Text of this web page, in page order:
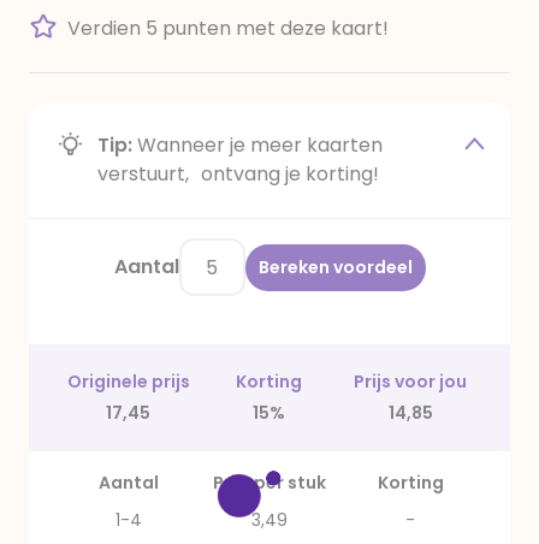
Verdien 5 punten met deze kaart!
Tip:Wanneer je meer kaarten
verstuurt, ontvang je korting!
Aantal Bereken voordeel
Originele prijs Korting
Prijs voor jou
17,45
15% 14,85
Aantal Prijs per stuk
Korting
1-4
3,49
-